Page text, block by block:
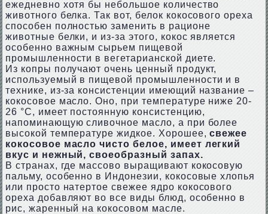
ежедневно хотя бы небольшое количество
животного белка. Так вот, белок кокосового ореха
способен полностью заменить в рационе
животные белки, и из-за этого, кокос является
особенно важным сырьем пищевой
промышленности в вегетарианской диете.
Из копры получают очень ценный продукт,
используемый в пищевой промышленности и в
технике, из-за консистенции имеющий название –
кокосовое масло. Оно, при температуре ниже 20-
26 °C, имеет постоянную консистенцию,
напоминающую сливочное масло, а при более
высокой температуре жидкое. Хорошее,свежее
кокосовое масло чисто белое, имеет легкий
вкус и нежный, своеобразный запах.
В странах, где массово выращивают кокосовую
пальму, особенно в Индонезии, кокосовые хлопья
или просто натертое свежее ядро кокосового
ореха добавляют во все виды блюд, особенно в
рис, жаренный на кокосовом масле.